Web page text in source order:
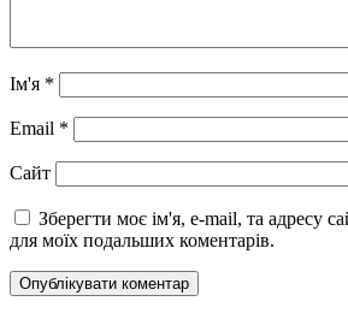
Ім'я *
Email *
Сайт
Зберегти моє ім'я, e-mail, та адресу
для моїх подальших коментарів.